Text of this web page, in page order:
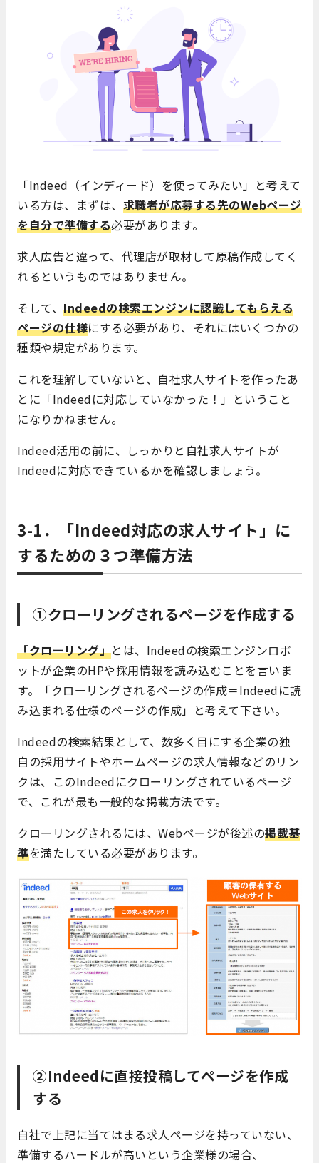
「Indeed（インディード）を使ってみたい」と考えて
いる方は、まずは、 求職者が応募する先のWebページ
を自分で準備する必要があります。
求人広告と違って、代理店が取材して原稿作成してく
れるというものではありません。
そして、 Indeedの検索エンジンに認識してもらえる
ページの仕様にする必要があり、それにはいくつかの
種類や規定があります。
これを理解していないと、自社求人サイトを作ったあ
とに「Indeedに対応していなかった！」ということ
になりかねません。
Indeed活用の前に、しっかりと自社求人サイトが
Indeedに対応できているかを確認しましょう。
3-1．「Indeed対応の求人サイト」に
するための３つ準備方法
①クローリングされるページを作成する
「クローリング」とは、Indeedの検索エンジンロボ
ットが企業のHPや採用情報を読み込むことを言いま
す。「クローリングされるページの作成＝Indeedに読
み込まれる仕様のページの作成」と考えて下さい。
Indeedの検索結果として、数多く目にする企業の独
自の採用サイトやホームページの求人情報などのリン
クは、このIndeedにクローリングされているページ
で、これが最も一般的な掲載方法です。
クローリングされるには、Webページが後述の掲載基
準を満たしている必要があります。
②Indeedに直接投稿してページを作成
する
自社で上記に当てはまる求人ページを持っていない、
準備するハードルが高いという企業様の場合、